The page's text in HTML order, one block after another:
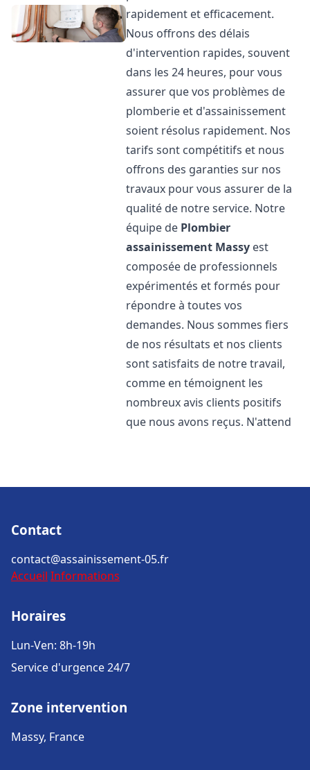
rapidement et efficacement.
Nous offrons des délais
d'intervention rapides, souvent
dans les 24 heures, pour vous
assurer que vos problèmes de
plomberie et d'assainissement
soient résolus rapidement. Nos
tarifs sont compétitifs et nous
offrons des garanties sur nos
travaux pour vous assurer de la
qualité de notre service. Notre
équipe de Plombier
assainissement Massy est
composée de professionnels
expérimentés et formés pour
répondre à toutes vos
demandes. Nous sommes fiers
de nos résultats et nos clients
sont satisfaits de notre travail,
comme en témoignent les
nombreux avis clients positifs
que nous avons reçus. N'attend
Contact
contact@assainissement-05.fr
Accueil Informations
Horaires
Lun-Ven: 8h-19h
Service d'urgence 24/7
Zone intervention
Massy, France